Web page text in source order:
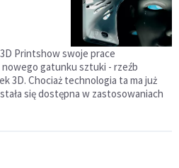
Printshow swoje prace
gatunku sztuki - rzeźb
3D. Chociaż technologia ta ma już
się dostępna w zastosowaniach